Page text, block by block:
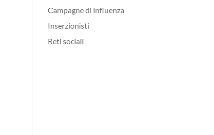
Campagne di influenza
Inserzionisti
Reti sociali